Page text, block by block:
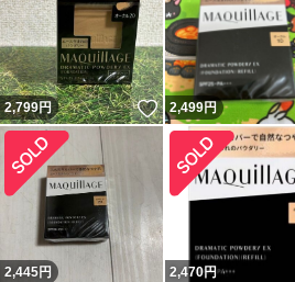
2,799円 いいね！
2,499円
2,445円 2,470円